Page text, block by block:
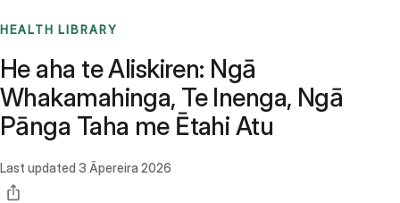
HEALTH LIBRARY
He aha te Aliskiren: Ngā
Whakamahinga, Te Inenga, Ngā
Pānga Taha me Ētahi Atu
Last updated 3 Āpereira 2026